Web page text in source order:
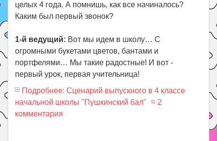
целых 4 года. А помнишь, как все начиналось?
Каким был первый звонок?
1-й ведущий: Вот мы идем в школу… С
огромными букетами цветов, бантами и
портфелями… Мы такие радостные! И вот -
первый урок, первая учительница!
Подробнее: Сценарий выпускного в 4 классе
начальной школы "Пушкинский бал"
2
комментария